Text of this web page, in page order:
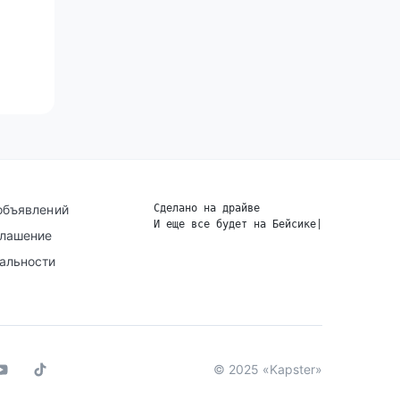
Сделано на драйве
И еще все будет на Бейсике
© 2025 «Kapster»